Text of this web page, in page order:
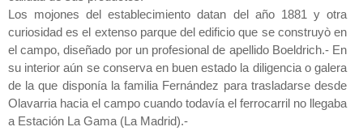
Los mojones del establecimiento datan del año 1881 y otra
curiosidad es el extenso parque del edificio que se construyò en
el campo, diseñado por un profesional de apellido Boeldrich.- En
su interior aún se conserva en buen estado la diligencia o galera
de la que disponía la familia Fernández para trasladarse desde
Olavarria hacia el campo cuando todavía el ferrocarril no llegaba
a Estación La Gama (La Madrid).-